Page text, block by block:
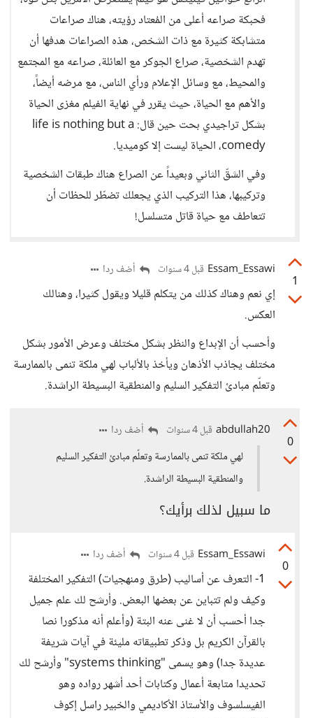
فحبكة صراعه أعلى من المُعتاد رؤيته، هناك صراعات
متشابكة كثيرة مع ذات الشخص، هذه الصراعات هدفها أن
تهدم الشخصية، صراع الجوكر مع العائلة، صراعه مع المجتمع
والمحيط، مع وسائل الإعلام ورأي الناس، مع مرضه أيضاً،
والأهم مع الحياة، حيث يقرر في نهاية الفيلم مغزى الحياة
بشكل تراجيدي بحت حين قال: life is nothing but a
comedy، الحياة ليست إلا كوميديا.
وفي الشقّ الثاني وبعيداً عن الصراع هناك طبقات الشخصية
وتركيبها، هذا التركيب الذي يجعلك تضطّر للحظات أن
تتعاطف مع حياة قاتل متسلسل!
1
Essam_Essawi قبل 4 سنوات أضف ردا
إي نعم وهناك كذلك من يتكلم قليلا ويقول كثيرا، وهنالك
العكس.
وأحسب أن الإبداع والنظر بشكل مختلف وعرض الأمور بشكل
مختلف يجاذب الأذهان ويأخذ بالألباب لهي ملكة تنمى بالممارسة
وتعلّم مبادئ التفكير السليم والمنطقية البسيطة الراشدة.
0
abdullah20 قبل 4 سنوات
أضف ردا
لهي ملكة تنمى بالممارسة وتعلّم مبادئ التفكير السليم
والمنطقية البسيطة الراشدة.
ما سبيل لذلك برأيك؟
0
Essam_Essawi قبل 4 سنوات أضف ردا
1- التعرف عن أساليب (طرق ومنهجيات) التفكير المختلفة
وكيف ولم تتباين عن بعضها البعض. وأرشح لك علم جميل
جدا أحسب أن لا غنى عنه البتة (وأعلم أنه مذكورا نصا
بالقرآن الكريم بل وذكر تطبيقاته مليئة في آيات شريفة
عديدة جدا) وهو يسمى "systems thinking" وأرشح لك
تحديدا متابعة أعمال وكتابات أحد أشهر رواده وهو
الفيسلسوف والأستاذ الأكاديمي والخبير راسل إكوف